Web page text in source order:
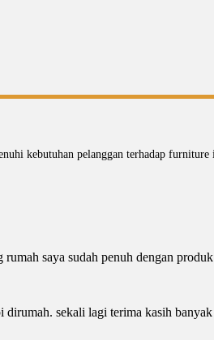
kebutuhan pelanggan terhadap
saya sudah penuh dengan
dirumah. sekali lagi terima kasih